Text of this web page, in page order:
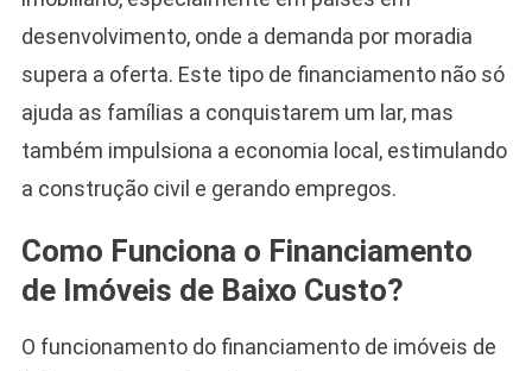
desenvolvimento, onde a demanda por moradia
supera a oferta. Este tipo de financiamento não só
ajuda as famílias a conquistarem um lar, mas
também impulsiona a economia local, estimulando
a construção civil e gerando empregos.
Como Funciona o Financiamento
de Imóveis de Baixo Custo?
O funcionamento do financiamento de imóveis de